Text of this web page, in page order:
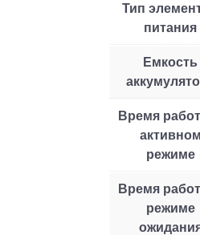
Тип
питания
Емкость
Время
активном
режиме
Время
режиме